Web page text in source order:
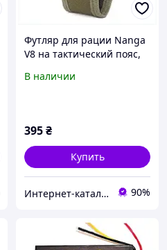
Футляр для рации Nanga
V8 на тактический пояс,
В наличии
395₴
Купить
Интернет-каталог скидок Техно ECO 90%